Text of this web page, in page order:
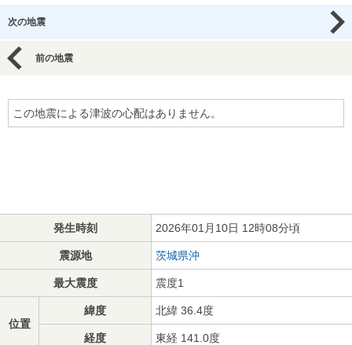
次の地震
前の地震
この地震による津波の心配はありません。
発生時刻 2026年01月10日 12時08分頃
震源地 茨城県沖
最大震度 震度1
位置
緯度 北緯 36.4度
経度 東経 141.0度